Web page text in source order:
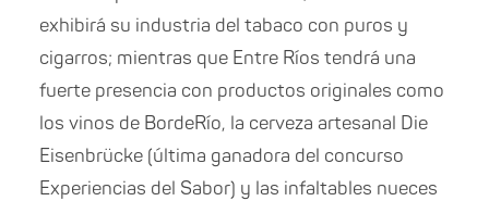
exhibirá su industria del tabaco con puros y
cigarros; mientras que Entre Ríos tendrá una
fuerte presencia con productos originales como
los vinos de BordeRío, la cerveza artesanal Die
Eisenbrücke (última ganadora del concurso
Experiencias del Sabor) y las infaltables nueces